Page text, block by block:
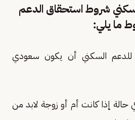
شروط استحقاق الدعم
ما يلي:
السكني أن يكون سعودي
إذا كانت أم أو زوجة لابد من